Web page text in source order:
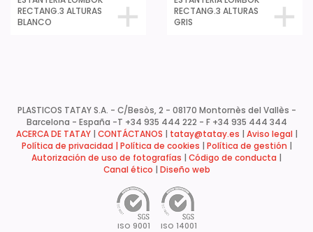
RECTANG.3 ALTURAS
BLANCO
RECTANG.3 ALTURAS
GRIS
PLASTICOS TATAY S.A. - C/Besòs, 2 - 08170 Montornès del Vallès -
Barcelona - España -T +34 935 444 222 - F +34 935 444 344
ACERCA DE TATAY| CONTÁCTANOS tatay@tatay.es Aviso legal
Política de privacidad | Política de cookies Política de gestión
Autorización de uso de fotografías
Código de conducta
Canal ético
Diseño web
ISO 9001 ISO 14001